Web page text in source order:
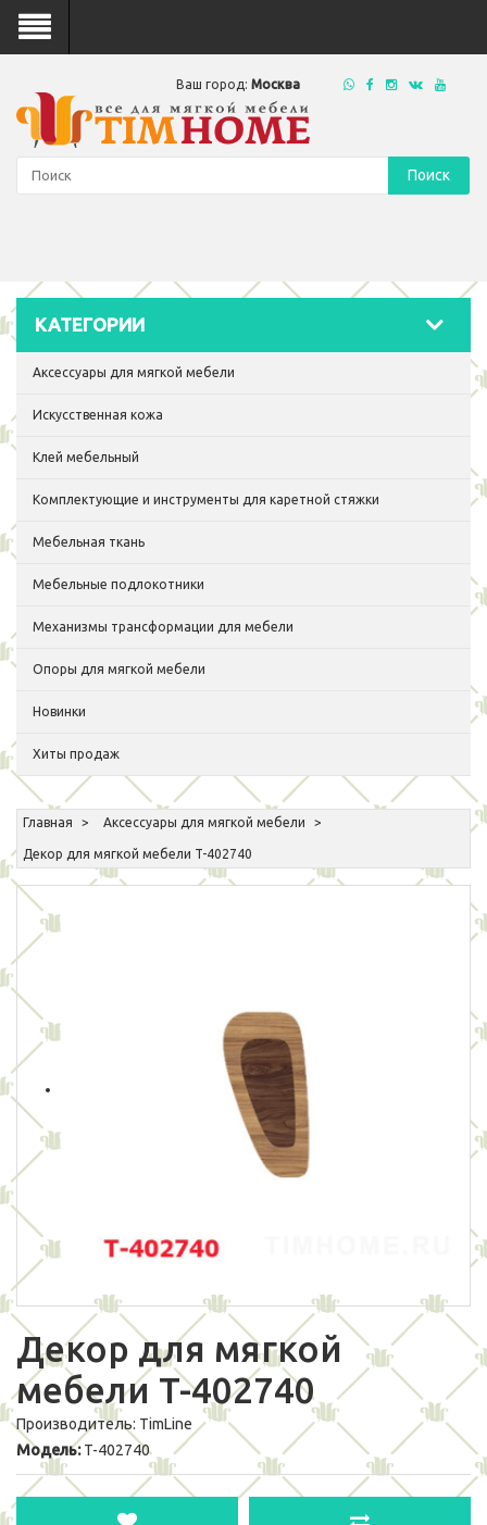
Ваш город: Москва
Поиск
КАТЕГОРИИ
Аксессуары для мягкой мебели
Искусственная кожа
Клей мебельный
Комплектующие и инструменты для каретной стяжки
Мебельная ткань
Мебельные подлокотники
Механизмы трансформации для мебели
Опоры для мягкой мебели
Новинки
Хиты продаж
Главная Аксессуары для мягкой мебели
Декор для мягкой мебели T-402740
Декор для мягкой
мебели T-402740
Производитель: TimLine
Модель: T-402740